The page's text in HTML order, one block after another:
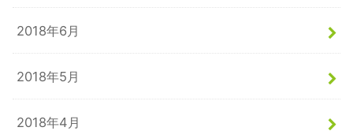
2018年6月
2018年5月
2018年4月